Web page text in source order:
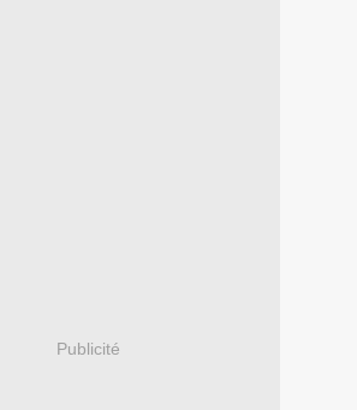
Publicité